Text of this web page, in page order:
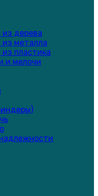
дерева
металла
пластика
и мелочи